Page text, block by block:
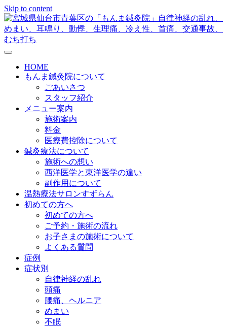
Skip to content
HOME
もんま鍼灸院について
ごあいさつ
スタッフ紹介
メニュー案内
施術案内
料金
医療費控除について
鍼灸療法について
施術への想い
西洋医学と東洋医学の違い
副作用について
温熱療法サロンすずらん
初めての方へ
初めての方へ
ご予約・施術の流れ
お子さまの施術について
よくある質問
症例
症状別
自律神経の乱れ
頭痛
腰痛、ヘルニア
めまい
不眠